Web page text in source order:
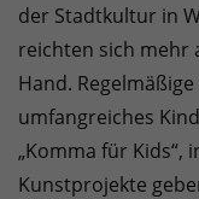
der Stadtkultur in
reichten sich mehr
Hand.
umfangreiches
„Komma für Kids“,
Kunstprojekte